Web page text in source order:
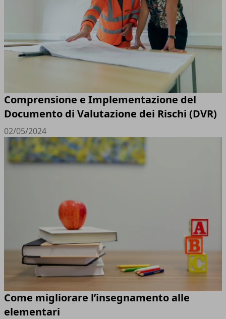
Comprensione e Implementazione del
Documento di Valutazione dei Rischi (DVR)
02/05/2024
Come migliorare l’insegnamento alle
elementari